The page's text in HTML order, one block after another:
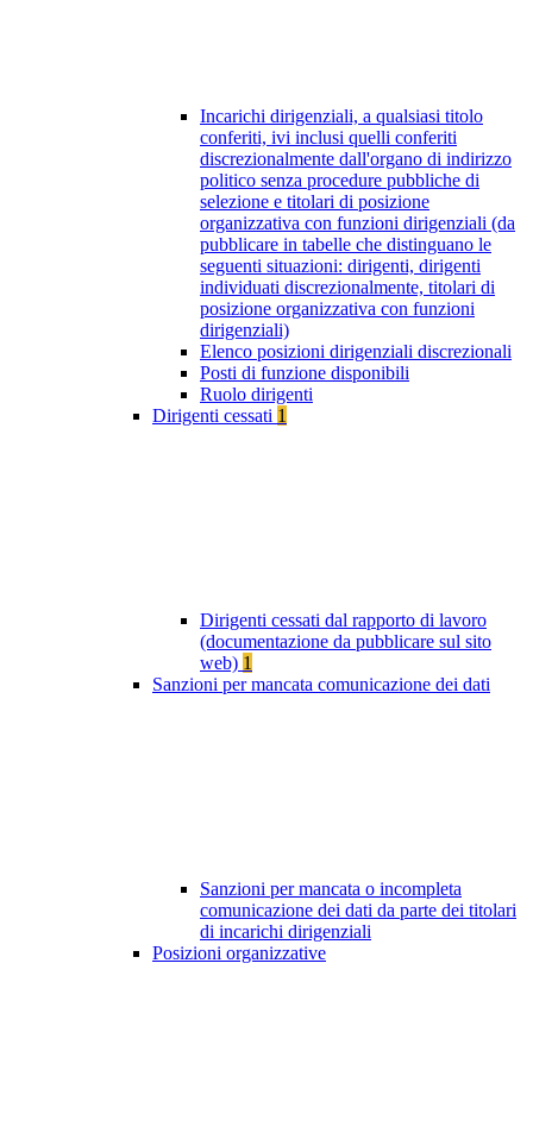
Incarichi dirigenziali, a qualsiasi titolo
conferiti, ivi inclusi quelli conferiti
discrezionalmente dall'organo di indirizzo
politico senza procedure pubbliche di
selezione e titolari di posizione
organizzativa con funzioni dirigenziali (da
pubblicare in tabelle che distinguano le
seguenti situazioni: dirigenti, dirigenti
individuati discrezionalmente, titolari di
posizione organizzativa con funzioni
dirigenziali)
Elenco posizioni dirigenziali discrezionali
Posti di funzione disponibili
Ruolo dirigenti
Dirigenti cessati 1
Dirigenti cessati dal rapporto di lavoro
(documentazione da pubblicare sul sito
web) 1
Sanzioni per mancata comunicazione dei dati
Sanzioni per mancata o incompleta
comunicazione dei dati da parte dei titolari
di incarichi dirigenziali
Posizioni organizzative